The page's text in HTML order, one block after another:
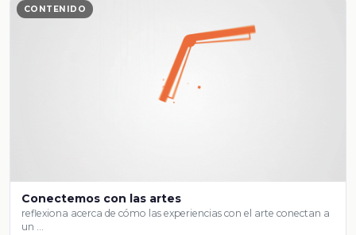
CONTENIDO
Conectemos con las artes
reflexiona acerca de cómo las experiencias con el arte conectan a
un …